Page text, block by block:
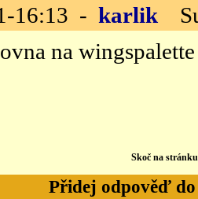
16:13 - karlik
na
Skoč na
Přidej odpověď